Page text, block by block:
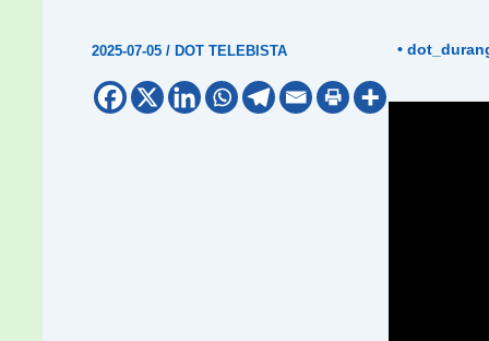
2025-07-05 / DOT TELEBISTA •